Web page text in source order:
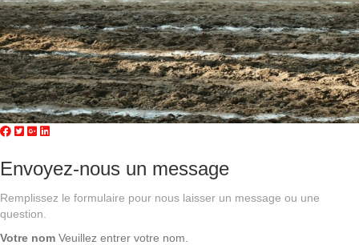
Envoyez-nous un message
Remplissez le formulaire pour nous laisser un message ou une
question.
Votre nom Veuillez entrer votre nom.